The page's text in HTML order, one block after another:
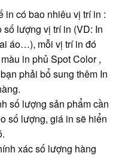
in có bao nhiêu vị trí in :
lượng vị trí in (VD: In
áo…), mỗi vị trí in đó
in phủ Spot Color ,
phải bổ sung thêm In
số lượng sản phẩm cần
số lượng, giá in sẽ hiển
xác số lượng hàng